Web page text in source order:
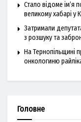
Стало відоме ім’я
великому хабарі у
Затримали
з розшуку та
На Тернопільщині
онкологиню
Головне